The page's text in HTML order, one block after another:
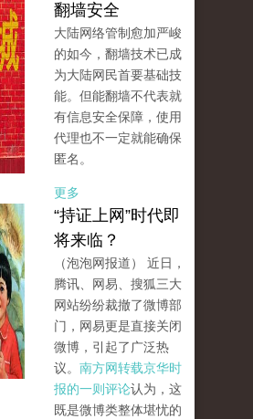
翻墙安全
大陆网络管制愈加严峻
的如今，翻墙技术已成
为大陆网民首要基础技
能。但能翻墙不代表就
有信息安全保障，使用
代理也不一定就能确保
匿名。
更多
“持证上网”时代即
将来临？
（泡泡网报道） 近日，
腾讯、网易、搜狐三大
网站纷纷裁撤了微博部
门，网易更是直接关闭
微博，引起了广泛热
议。 南方网转载京华时
报的一则评论认为，这
既是微博类整体堪忧的